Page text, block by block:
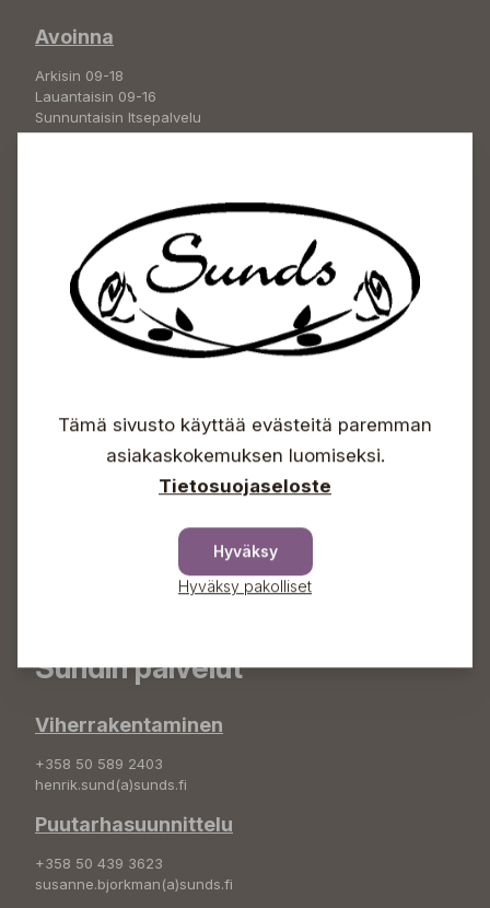
Avoinna
Arkisin 09-18
Lauantaisin 09-16
Sunnuntaisin Itsepalvelu
info(a)sunds.fi
Osoite
Sundin Puutarha Oy
Kytömäentie 66
68660 Pietarsaari
+358 50 388 9592
info(a)sunds.fi
Puutarhamyymälä
Irtotuotteiden lastausajat
Sundin palvelut
Viherrakentaminen
+358 50 589 2403
henrik.sund(a)sunds.fi
Puutarhasuunnittelu
+358 50 439 3623
susanne.bjorkman(a)sunds.fi
Tämä sivusto käyttää evästeitä paremman
asiakaskokemuksen luomiseksi.
Tietosuojaseloste
Hyväksy
Hyväksy pakolliset